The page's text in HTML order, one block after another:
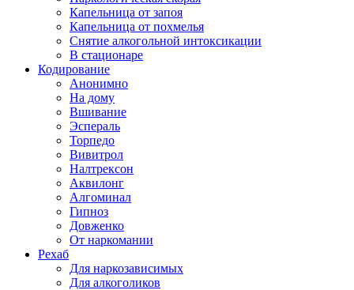
Капельница от запоя
Капельница от похмелья
Снятие алкогольной интоксикации
В стационаре
Кодирование
Анонимно
На дому
Вшивание
Эспераль
Торпедо
Вивитрол
Налтрексон
Аквилонг
Алгоминал
Гипноз
Довженко
От наркомании
Рехаб
Для наркозависимых
Для алкоголиков